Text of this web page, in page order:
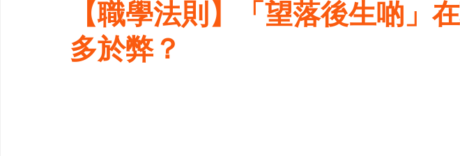
【職學法則】「望落後生啲」
多於弊？